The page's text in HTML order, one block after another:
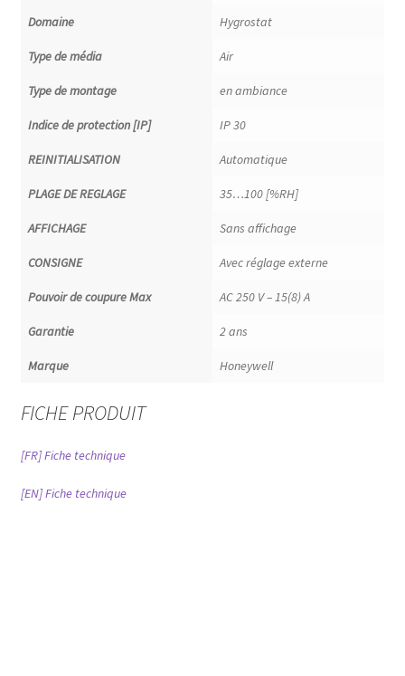
Indépendant de la pression
Sans contrôle de l’énergie
Checkout
Content restricted
Cookie Policy (EU)
Garantie et retours
Domaine Hygrostat
Type de média Air
Type de montage en ambiance
Indice de protection [IP] IP 30
REINITIALISATION Automatique
PLAGE DE REGLAGE 35…100 [%RH]
AFFICHAGE Sans affichage
CONSIGNE Avec réglage externe
Pouvoir de coupure Max AC 250 V – 15(8) A
Garantie 2 ans
Marque Honeywell
FICHE PRODUIT
[FR] Fiche technique
[EN] Fiche technique